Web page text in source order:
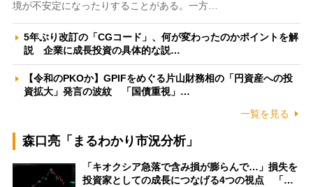
境が不安定になったりすることがある。一方…
5年ぶり改訂の「CGコード」、何が変わったのかポイントを解
説 企業に成長投資の具体的な説…
【令和のPKOか】GPIFをめぐる片山財務相の「円資産への投
資拡大」発言の波紋 「国債重視」…
一覧を見る
森口亮「まるわかり市況分析」
「キオクシア急落で含み損が膨らんで…」損失を
投資家としての成長につなげる4つの視点 「…